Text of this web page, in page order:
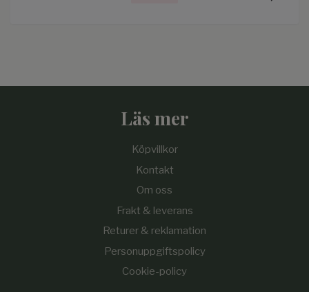
Läs mer
Köpvillkor
Kontakt
Om oss
Frakt & leverans
Returer & reklamation
Personuppgiftspolicy
Cookie-policy